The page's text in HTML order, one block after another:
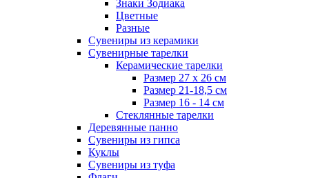
Знаки Зодиака
Цветные
Разные
Сувениры из керамики
Сувенирные тарелки
Керамические тарелки
Размер 27 х 26 см
Размер 21-18,5 см
Размер 16 - 14 см
Стеклянные тарелки
Деревянные панно
Сувениры из гипса
Куклы
Сувениры из туфа